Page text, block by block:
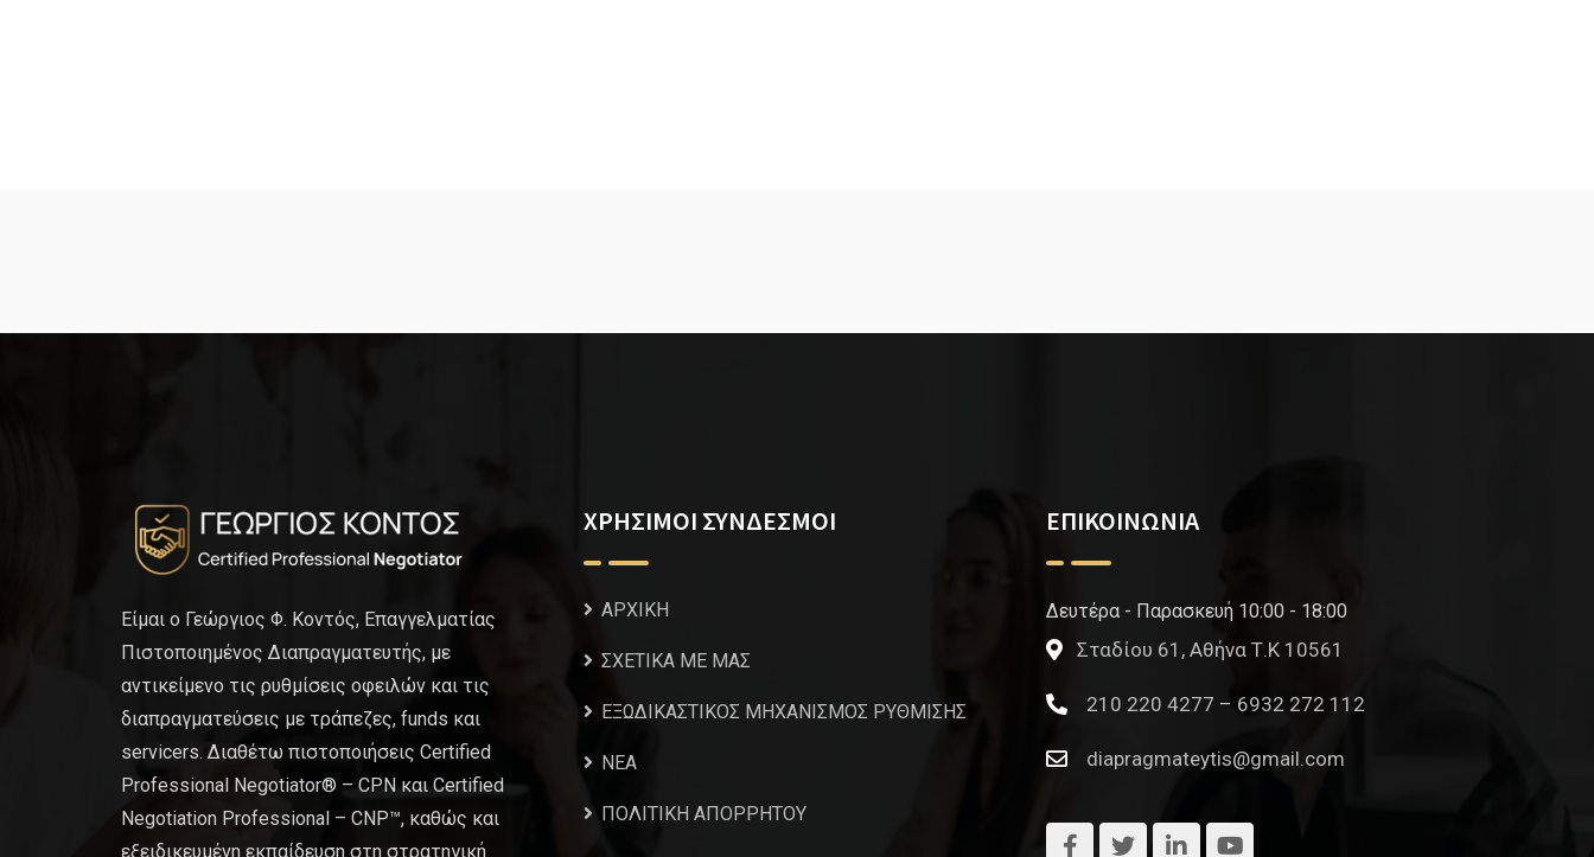
Είμαι ο Γεώργιος Φ. Κοντός, Επαγγελματίας
Πιστοποιημένος Διαπραγματευτής, με
αντικείμενο τις ρυθμίσεις οφειλών και τις
διαπραγματεύσεις με τράπεζες, funds και
servicers. Διαθέτω πιστοποιήσεις Certified
Professional Negotiator® – CPN και Certified
Negotiation Professional – CNP™, καθώς και
εξειδικευμένη εκπαίδευση στη στρατηγική
ΧΡΗΣΙΜΟΙ ΣΥΝΔΕΣΜΟΙ
ΑΡΧΙΚΗ
ΣΧΕΤΙΚΑ ΜΕ ΜΑΣ
ΕΞΩΔΙΚΑΣΤΙΚΟΣ ΜΗΧΑΝΙΣΜΟΣ ΡΥΘΜΙΣΗΣ
NEA
ΠΟΛΙΤΙΚΗ ΑΠΟΡΡΗΤΟΥ
ΕΠΙΚΟΙΝΩΝΙΑ
Δευτέρα - Παρασκευή 10:00 - 18:00
Σταδίου 61, Αθήνα Τ.Κ 10561
210 220 4277 – 6932 272 112
diapragmateytis@gmail.com